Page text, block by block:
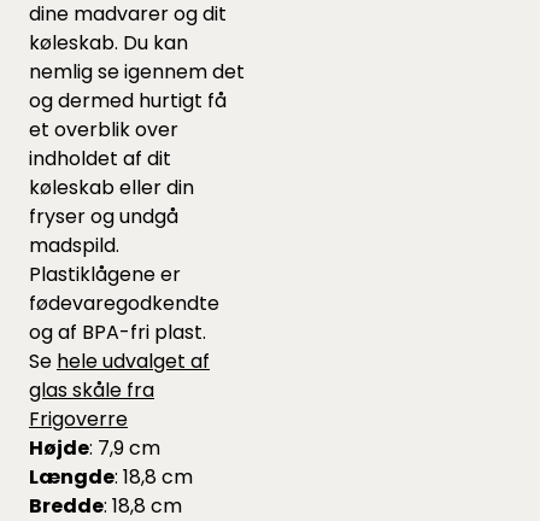
dine madvarer og dit
køleskab. Du kan
nemlig se igennem det
og dermed hurtigt få
et overblik over
indholdet af dit
køleskab eller din
fryser og undgå
madspild.
Plastiklågene er
fødevaregodkendte
og af BPA-fri plast.
Se hele udvalget af
glas skåle fra
Frigoverre
Højde: 7,9 cm
Længde: 18,8 cm
Bredde: 18,8 cm